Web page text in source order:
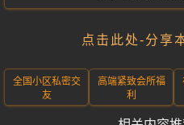
点击此处-分享
全国小区私密交
友
高端紧致会所福
利